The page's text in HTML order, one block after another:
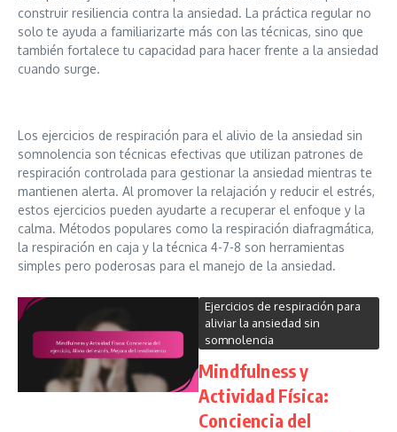
construir resiliencia contra la ansiedad. La práctica regular no
solo te ayuda a familiarizarte más con las técnicas, sino que
también fortalece tu capacidad para hacer frente a la ansiedad
cuando surge.
Los ejercicios de respiración para el alivio de la ansiedad sin
somnolencia son técnicas efectivas que utilizan patrones de
respiración controlada para gestionar la ansiedad mientras te
mantienen alerta. Al promover la relajación y reducir el estrés,
estos ejercicios pueden ayudarte a recuperar el enfoque y la
calma. Métodos populares como la respiración diafragmática,
la respiración en caja y la técnica 4-7-8 son herramientas
simples pero poderosas para el manejo de la ansiedad.
Ejercicios de respiración para
aliviar la ansiedad sin
somnolencia
Mindfulness y
Actividad Física:
Conciencia del